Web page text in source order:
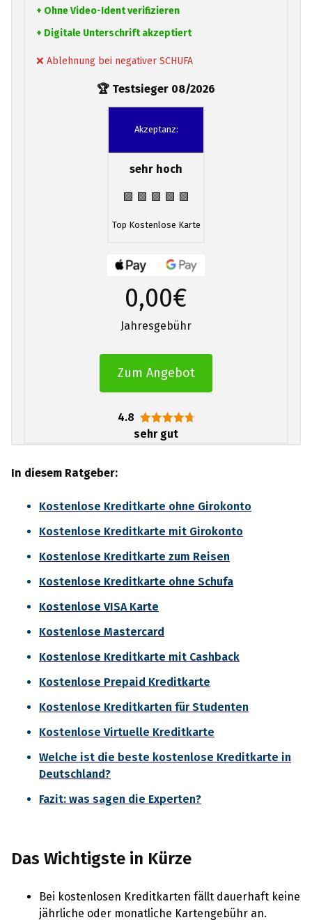
+ Ohne Video-Ident verifizieren
+ Digitale Unterschrift akzeptiert
❌ Ablehnung bei negativer SCHUFA
🏆 Testsieger 08/2026
Akzeptanz:
sehr hoch
🟩 🟩 🟩 🟩 🟩
Top Kostenlose Karte
0,00€
Jahresgebühr
Zum Angebot
4.8
sehr gut
Das Wichtigste in Kürze
Bei kostenlosen Kreditkarten fällt dauerhaft keine
jährliche oder monatliche Kartengebühr an.
In diesem Ratgeber:
Kostenlose Kreditkarte ohne Girokonto
Kostenlose Kreditkarte mit Girokonto
Kostenlose Kreditkarte zum Reisen
Kostenlose Kreditkarte ohne Schufa
Kostenlose VISA Karte
Kostenlose Mastercard
Kostenlose Kreditkarte mit Cashback
Kostenlose Prepaid Kreditkarte
Kostenlose Kreditkarten für Studenten
Kostenlose Virtuelle Kreditkarte
Welche ist die beste kostenlose Kreditkarte in
Deutschland?
Fazit: was sagen die Experten?